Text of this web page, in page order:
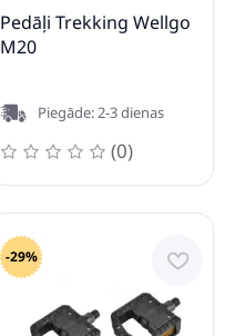
Pedāļi Trekking Wellgo
M20
Piegāde: 2-3 dienas
(0)
-29%